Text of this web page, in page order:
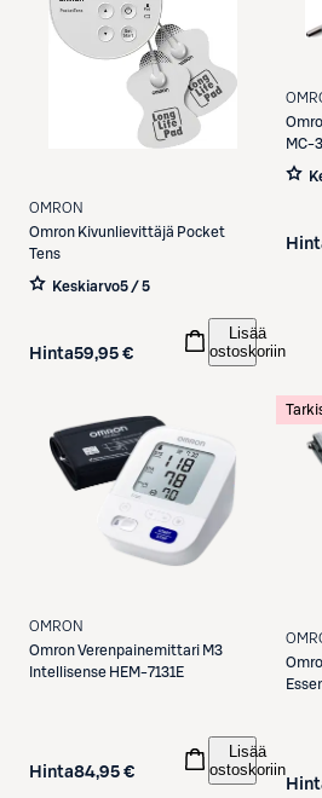
OMRON
Omron Kivunlievittäjä Pocket
Tens
Keskiarvo5 / 5
Hinta59,95 €
Lisää
ostoskoriin
MC-
OMRON
OmronVerenpainemittari M3
Intellisense HEM-7131E
Hinta84,95 €
Lisää
ostoskoriin